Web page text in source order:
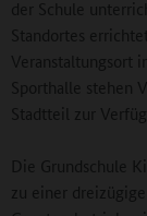
der Schule
Standortes
Veranstaltungsort
Sporthalle stehen
Stadtteil zur
Die Grundschule
zu einer